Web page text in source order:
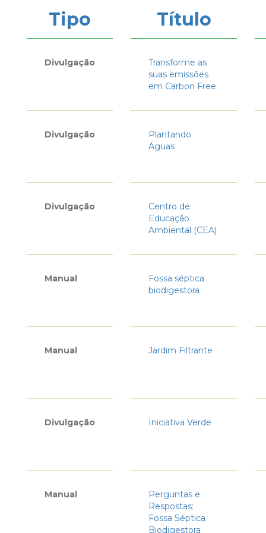
Tipo Título
Divulgação
Transforme as
suas emissões
em Carbon Free
Divulgação
Plantando
Águas
Divulgação
Centro de
Educação
Ambiental (CEA)
Manual
Fossa séptica
biodigestora
Manual Jardim Filtrante
Divulgação Iniciativa Verde
Manual
Perguntas e
Respostas:
Fossa Séptica
Biodigestora